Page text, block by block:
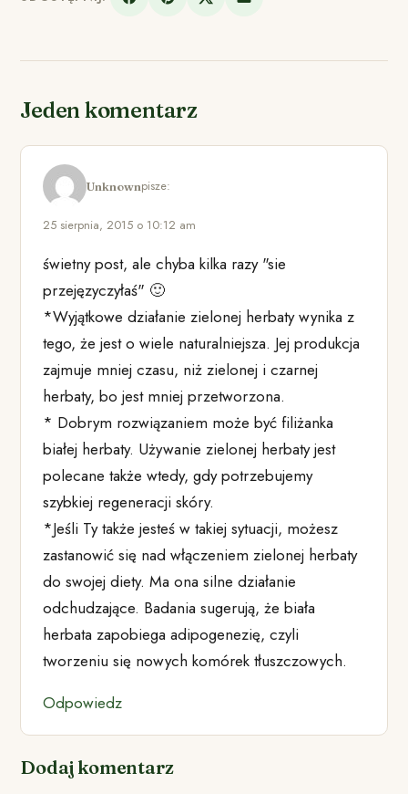
Jeden komentarz
Unknownpisze:
25 sierpnia, 2015 o 10:12 am
świetny post, ale chyba kilka razy "sie
przejęzyczyłaś" 🙂
*Wyjątkowe działanie zielonej herbaty wynika z
tego, że jest o wiele naturalniejsza. Jej produkcja
zajmuje mniej czasu, niż zielonej i czarnej
herbaty, bo jest mniej przetworzona.
* Dobrym rozwiązaniem może być filiżanka
białej herbaty. Używanie zielonej herbaty jest
polecane także wtedy, gdy potrzebujemy
szybkiej regeneracji skóry.
*Jeśli Ty także jesteś w takiej sytuacji, możesz
zastanowić się nad włączeniem zielonej herbaty
do swojej diety. Ma ona silne działanie
odchudzające. Badania sugerują, że biała
herbata zapobiega adipogenezię, czyli
tworzeniu się nowych komórek tłuszczowych.
Odpowiedz
Dodaj komentarz